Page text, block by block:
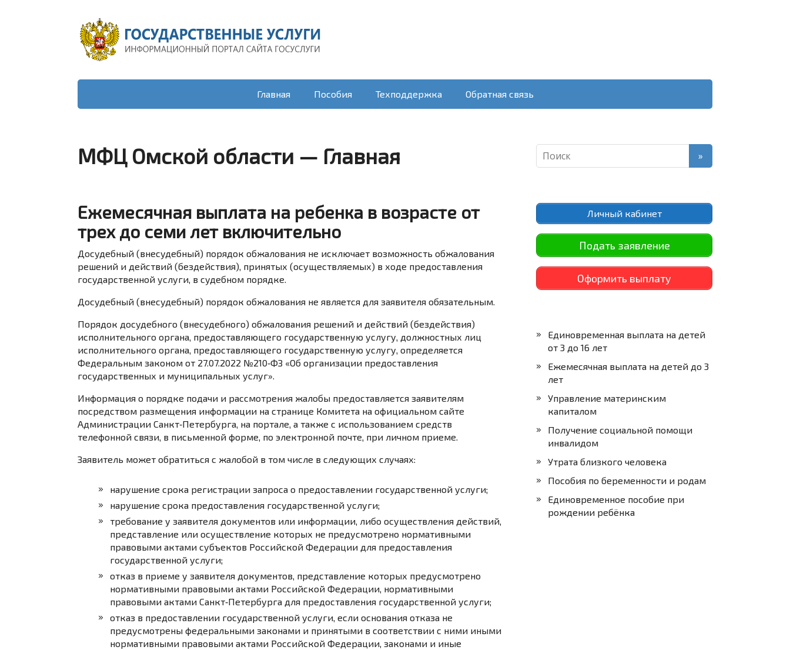
Главная Пособия Техподдержка Обратная связь
МФЦ Омской области — Главная
Ежемесячная выплата на ребенка в возрасте от
трех до семи лет включительно
Досудебный (внесудебный) порядок обжалования не исключает возможность обжалования
решений и действий (бездействия), принятых (осуществляемых) в ходе предоставления
государственной услуги, в судебном порядке.
Досудебный (внесудебный) порядок обжалования не является для заявителя обязательным.
Порядок досудебного (внесудебного) обжалования решений и действий (бездействия)
исполнительного органа, предоставляющего государственную услугу, должностных лиц
исполнительного органа, предоставляющего государственную услугу, определяется
Федеральным законом от 27.07.2022 №210‑ФЗ «Об организации предоставления
государственных и муниципальных услуг».
Информация о порядке подачи и рассмотрения жалобы предоставляется заявителям
посредством размещения информации на странице Комитета на официальном сайте
Администрации Санкт‑Петербурга, на портале, а также с использованием средств
телефонной связи, в письменной форме, по электронной почте, при личном приеме.
Заявитель может обратиться с жалобой в том числе в следующих случаях:
нарушение срока регистрации запроса о предоставлении государственной услуги;
нарушение срока предоставления государственной услуги;
требование у заявителя документов или информации, либо осуществления действий,
представление или осуществление которых не предусмотрено нормативными
правовыми актами субъектов Российской Федерации для предоставления
государственной услуги;
отказ в приеме у заявителя документов, представление которых предусмотрено
нормативными правовыми актами Российской Федерации, нормативными
правовыми актами Санкт‑Петербурга для предоставления государственной услуги;
отказ в предоставлении государственной услуги, если основания отказа не
предусмотрены федеральными законами и принятыми в соответствии с ними иными
нормативными правовыми актами Российской Федерации, законами и иные
Личный кабинет
Подать заявление
Оформить выплату
Единовременная выплата на детей
от 3 до 16 лет
Ежемесячная выплата на детей до 3
лет
Управление материнским
капиталом
Получение социальной помощи
инвалидом
Утрата близкого человека
Пособия по беременности и родам
Единовременное пособие при
рождении ребёнка